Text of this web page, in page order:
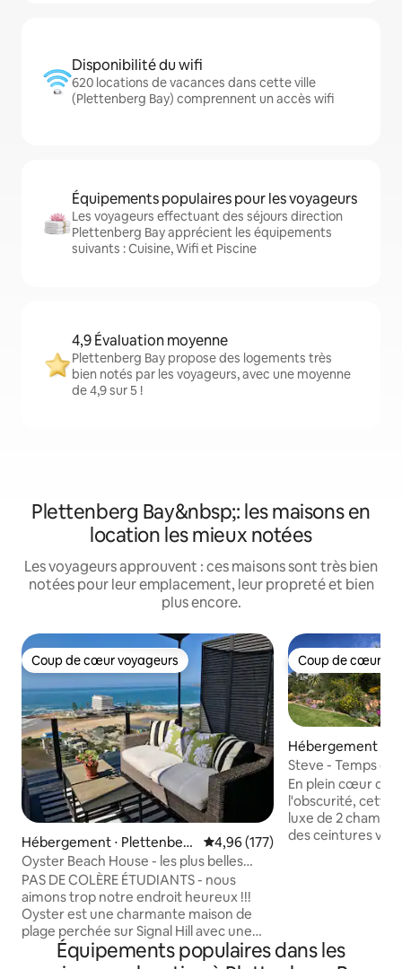
Disponibilité du wifi
620 locations de vacances dans cette ville
(Plettenberg Bay) comprennent un accès wifi
Équipements populaires pour les voyageurs
Les voyageurs effectuant des séjours direction
Plettenberg Bay apprécient les équipements
suivants : Cuisine, Wifi et Piscine
4,9 Évaluation moyenne
Plettenberg Bay propose des logements très
bien notés par les voyageurs, avec une moyenne
de 4,9 sur 5 !
Plettenberg Bay&nbsp;: les maisons en
location les mieux notées
Les voyageurs approuvent : ces maisons sont très bien
notées pour leur emplacement, leur propreté et bien
plus encore.
Coup de cœur voyageurs
Coup de cœur voyageurs
Hébergement ⋅ Plettenberg
Bay
Évaluation moyenne sur la
4,96 (177)
Oyster Beach House - les plus belles
vues de Plett.
PAS DE COLÈRE ÉTUDIANTS - nous
aimons trop notre endroit heureux !!!
Oyster est une charmante maison de
plage perchée sur Signal Hill avec une
vue imprenable à 270 degrés sur toute la
baie et toutes ses plages. La maison est
Coup de cœur
Coup de cœur
Hébergement ⋅
g Bay
Steve - Temps
caché de Plett.
En plein cœur de
l'obscurité, cette
luxe de 2 chambres, est située dans
des ceintures
il dispose d'une
Équipements populaires dans les